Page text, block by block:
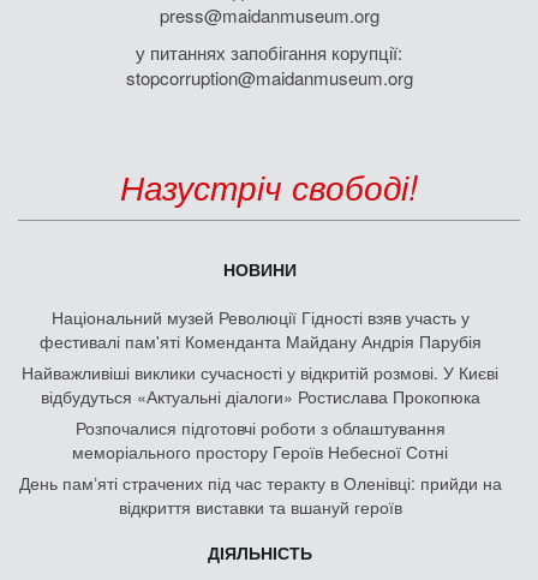
press@maidanmuseum.org
у питаннях запобігання корупції:
stopcorruption@maidanmuseum.org
Назустріч свободі!
НОВИНИ
Національний музей Революції Гідності взяв участь у
фестивалі пам'яті Коменданта Майдану Андрія Парубія
Найважливіші виклики сучасності у відкритій розмові. У Києві
відбудуться «Актуальні діалоги» Ростислава Прокопюка
Розпочалися підготовчі роботи з облаштування
меморіального простору Героїв Небесної Сотні
День памʼяті страчених під час теракту в Оленівці: прийди на
відкриття виставки та вшануй героїв
ДІЯЛЬНІСТЬ